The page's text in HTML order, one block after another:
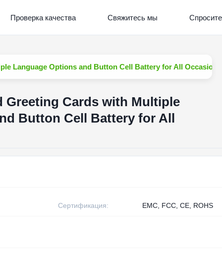
Проверка качества Свяжитесь мы
Language Options and Button Cell Battery for All Occasions
Greeting Cards with Multiple
Button Cell Battery for All
Сертификация: EMC, FCC, CE, ROHS